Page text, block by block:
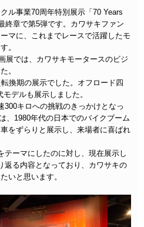
ル事業70周年特別展示「70 Years
終章で第5弾です。カワサキファン
マに、これまでレースで活躍したモ
。
展では、カワサキモータースのビジ
。
換期の展示でした。オフロード四
デルも展示しました。
300キロへの挑戦のきっかけとなっ
、1980年代の日本でのバイクブーム
をずらりと展示し、来場者に喜ばれ
テーマにしたのに対し、現在展示し
返る内容となっており、カワサキの
いと思います。